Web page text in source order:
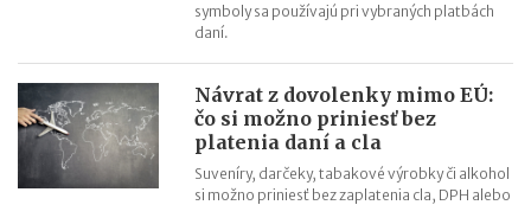
termíny po skončení školského rokasymboly sa používajú pri vybraných platbách
daní.
Návrat z dovolenky mimo EÚ:
čo si možno priniesť bez
platenia daní a cla
Suveníry, darčeky, tabakové výrobky či alkohol
si možno priniesť bez zaplatenia cla, DPH alebo